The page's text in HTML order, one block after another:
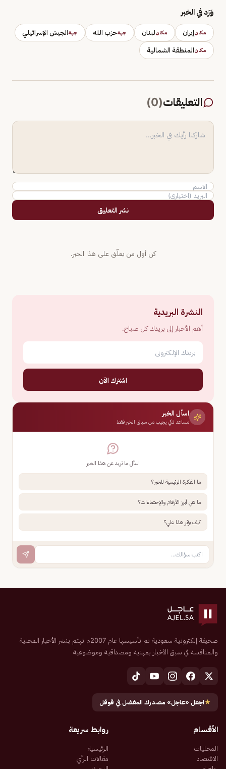
وَرَد في الخبر
مكانإيران مكانلبنان جهةحزب الله جهةالجيش الإسرائيلي
مكانالمنطقة الشمالية
التعليقات(
0
)
نشر التعليق
كن أول من يعلّق على هذا الخبر.
النشرة البريدية
أهم الأخبار إلى بريدك كل صباح.
اشترك الآن
اسأل الخبر
مساعد ذكي يجيب من سياق الخبر فقط
اسأل ما تريد عن هذا الخبر
ما الفكرة الرئيسية للخبر؟
ما هي أبرز الأرقام والإحصاءات؟
كيف يؤثر هذا علي؟
صحيفة إلكترونية سعودية تم تأسيسها عام 2007م تهتم بنشر الأخبار المحلية
والمنافسة في سبق الأخبار بمهنية ومصداقية وموضوعية
★اجعل «عاجل» مصدرك المفضل في قوقل
الأقسام
المحليات
الاقتصاد
روابط سريعة
الرئيسية
مقالات الرأي